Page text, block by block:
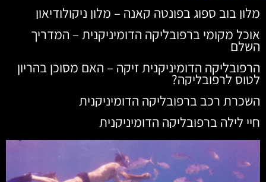
מלון בוב ספוג בפונטה קאנה – מלון ניקולודיאון
אוכל מקומי ברפובליקה הדומיניקנית – המדריך
השלם
הרפובליקה הדומיניקנית זיקה – האם מסוכן בהריון
לטוס לרפובליקה?
השכרת רכב ברפובליקה הדומיניקנית
חיי לילה ברפובליקה הדומיניקנית